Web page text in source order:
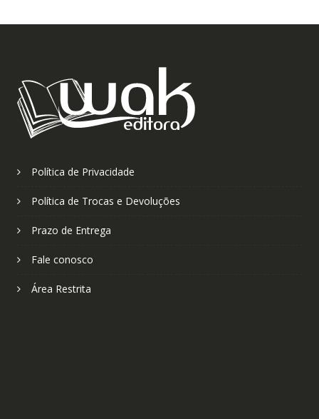
Política de Privacidade
Política de Trocas e Devoluções
Prazo de Entrega
Fale conosco
Área Restrita